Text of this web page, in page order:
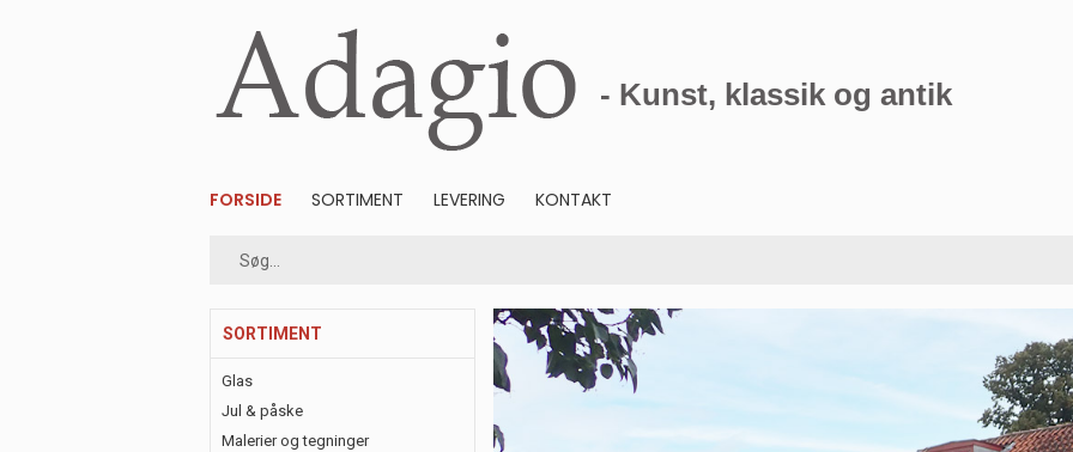
- Kunst, klassik og antik
FORSIDE SORTIMENT LEVERING KONTAKT
SORTIMENT
Glas
Jul & påske
Malerier og tegninger